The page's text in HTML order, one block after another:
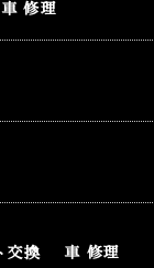
修理
交換 車 修理